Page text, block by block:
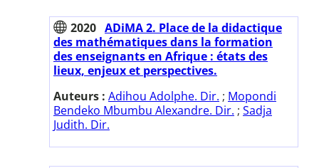
2020 ADiMA 2. Place de la didactique
des mathématiques dans la formation
des enseignants en Afrique : états des
lieux, enjeux et perspectives.
Auteurs : Adihou Adolphe. Dir. ; Mopondi
Bendeko Mbumbu Alexandre. Dir. ; Sadja
Judith. Dir.